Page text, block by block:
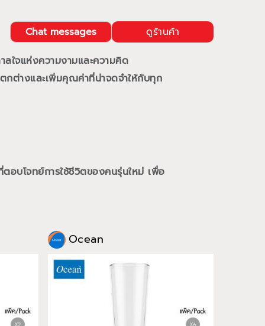
ดูร้านค้า
Chat messages
ใจแห่งความงามและความคิด
กต่างและเพิ่มคุณค่าที่น่าจดจำให้กับทุก
อบโจทย์การใช้ชีวิตของคนรุ่นใหม่ เพื่อ
Ocean